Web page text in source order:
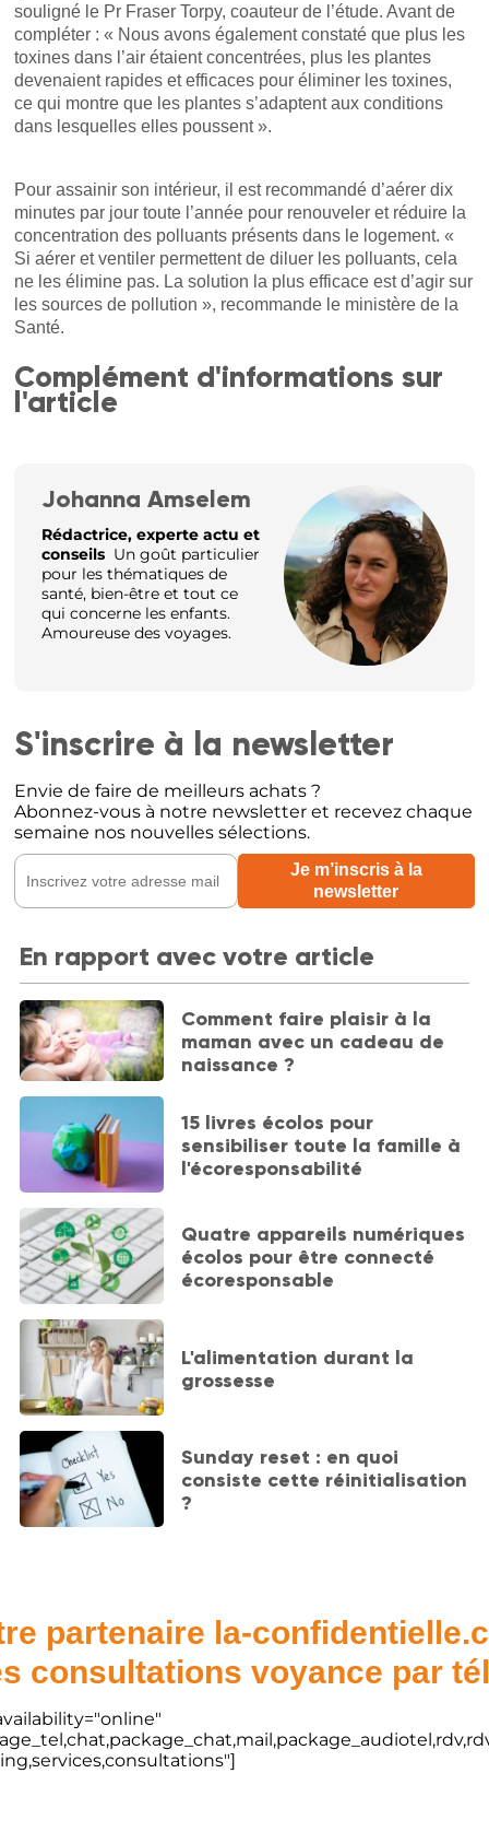
souligné le Pr Fraser Torpy, coauteur de l’étude. Avant de
compléter : « Nous avons également constaté que plus les
toxines dans l’air étaient concentrées, plus les plantes
devenaient rapides et efficaces pour éliminer les toxines,
ce qui montre que les plantes s’adaptent aux conditions
dans lesquelles elles poussent ».
Pour assainir son intérieur, il est recommandé d’aérer dix
minutes par jour toute l’année pour renouveler et réduire la
concentration des polluants présents dans le logement. «
Si aérer et ventiler permettent de diluer les polluants, cela
ne les élimine pas. La solution la plus efficace est d’agir sur
les sources de pollution », recommande le ministère de la
Santé.
Complément d'informations sur
l'article
Johanna Amselem
Rédactrice, experte actu et
conseils Un goût particulier
pour les thématiques de
santé, bien-être et tout ce
qui concerne les enfants.
Amoureuse des voyages.
S'inscrire à la newsletter
Envie de faire de meilleurs achats ?
Abonnez-vous à notre newsletter et recevez chaque
semaine nos nouvelles sélections.
En rapport avec votre article
Comment faire plaisir à la
maman avec un cadeau de
naissance ?
15 livres écolos pour
sensibiliser toute la famille à
l'écoresponsabilité
Quatre appareils numériques
écolos pour être connecté
écoresponsable
L'alimentation durant la
grossesse
Sunday reset : en quoi
consiste cette réinitialisation
?
partenaire la-
consultations voyance par